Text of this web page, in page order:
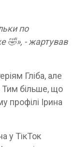
по
🤣», - жартував
Гліба, але
Тим більше, що
профілі Ірина
у ТікТок